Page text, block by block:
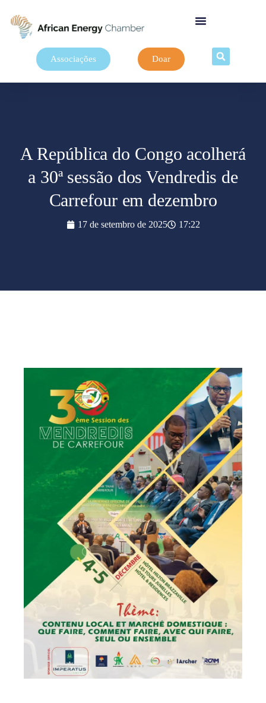
Associações Doar
A República do Congo acolherá
a 30ª sessão dos Vendredis de
Carrefour em dezembro
17 de setembro de 2025 17:22